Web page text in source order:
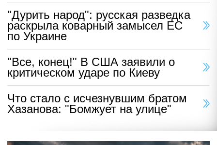
"Дурить народ": русская разведка
раскрыла коварный замысел ЕС
по Украине
"Все, конец!" В США заявили о
критическом ударе по Киеву
Что стало с исчезнувшим братом
Хазанова: "Бомжует на улице"